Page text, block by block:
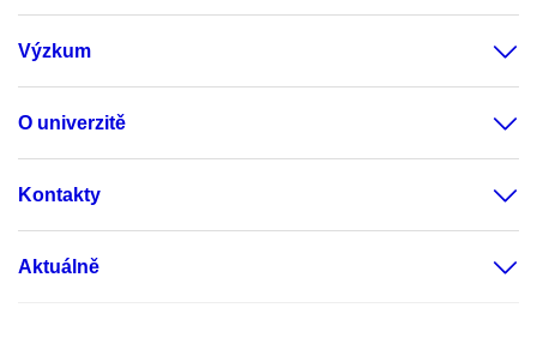
Výzkum
O univerzitě
Kontakty
Aktuálně